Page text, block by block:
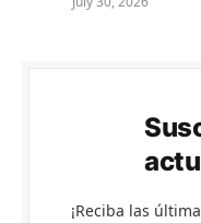
¡Reciba las